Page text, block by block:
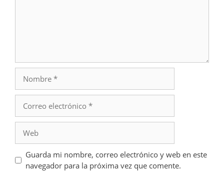
electrónico
Guarda mi nombre, correo electrónico y web en este
navegador para la próxima vez que comente.